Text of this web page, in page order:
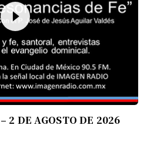
2 DE AGOSTO DE 2026